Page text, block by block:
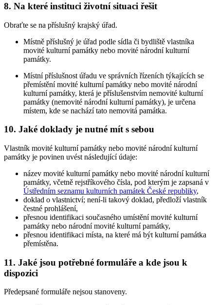
8. Na které instituci životní situaci řešit
Obraťte se na příslušný krajský úřad.
Místně příslušný je úřad podle sídla či bydliště vlastníka
movité kulturní památky nebo movité národní kulturní
památky.
Místní příslušnost úřadu ve správních řízeních týkajících se
přemístění movité kulturní památky nebo movité národní
kulturní památky, která je příslušenstvím nemovité kulturní
památky (nemovité národní kulturní památky), je určena
místem, kde se nachází tato nemovitá památka.
10. Jaké doklady je nutné mít s sebou
Vlastník movité kulturní památky nebo movité národní kulturní
památky je povinen uvést následující údaje:
název movité kulturní památky nebo movité národní kulturní
památky, včetně rejstříkového čísla, pod kterým je zapsaná v
Ústředním seznamu kulturních památek České republiky,
doklad o vlastnictví; není-li takový doklad, předloží vlastník
čestné prohlášení,
přesnou identifikaci současného umístění movité kulturní
památky nebo národní movité kulturní památky,
přesnou identifikaci místa, na které má být kulturní památka
přemístěna.
11. Jaké jsou potřebné formuláře a kde jsou k
dispozici
Předepsané formuláře nejsou stanoveny.